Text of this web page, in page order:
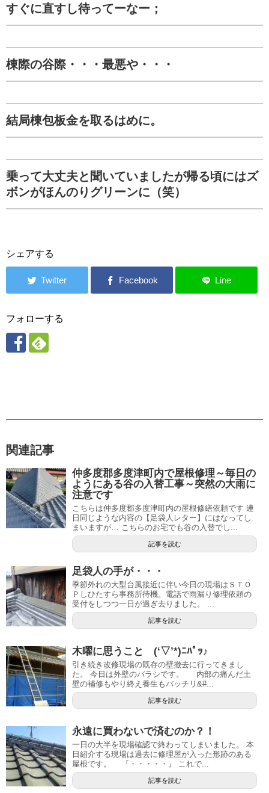
すぐに直すし待ってーなー；
棟際の谷際・・・最悪や・・・
結局棟包板金を取るはめに。
乗って大丈夫と聞いていましたが帰る頃にはズ
ボンがほんのりグリーンに（笑）
シェアする
フォローする
関連記事
仲多度郡多度津町内で屋根修理～毎日の
ようにある谷の入替工事～突然の大雨に
注意です
こちらは仲多度郡多度津町内の屋根修繕依頼です 連
日同じような内容の【足袋人レター】にはなってし
まいますが… こちらのお宅でも谷の入替でし...
記事を読む
足袋人の手が・・・
季節外れの大型台風接近に伴い今日の現場はＳＴＯ
Ｐしひたすら事務所待機。電話で雨漏り修理依頼の
受付をしつつ一日が過ぎ去りました。 ...
記事を読む
木曜に思うこと (‘▽’*)ﾆﾊﾟｯ♪
引き続き改修現場の既存の壁撤去に行ってきまし
た。 今日は外壁のバラシです。 内部の痛んだ土
壁の補修もやり終え養生もバッチリ&#...
記事を読む
永遠に買わないで済むのか？！
一日の大半を現場確認で終わってしまいました。 本
日紹介する現場は過去に修理屋が入った形跡のある
屋根です。 『・・・・・』 これで...
記事を読む